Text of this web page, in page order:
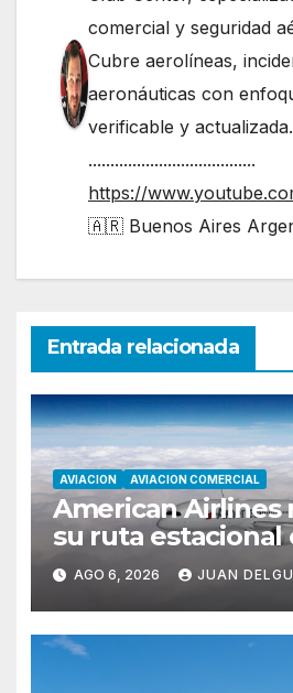
comercial y seguridad
Cubre aerolíneas,
aeronáuticas con
verificable y
......................................
https://
🇦🇷 Buenos Aires
Entrada relacionada
AVIACION AVIACION COMERCIAL
American Airlines
su ruta estacional
Miami y
vuelos diarios
AGO 6, 2026 JUAN